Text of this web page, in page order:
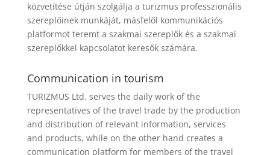
közvetítése útján szolgálja a turizmus professzionális
szereplőinek munkáját, másfelől kommunikációs
platformot teremt a szakmai szereplők és a szakmai
szereplőkkel kapcsolatot keresők számára.
Communication in tourism
TURIZMUS Ltd. serves the daily work of the
representatives of the travel trade by the production
and distribution of relevant information, services
and products, while on the other hand creates a
communication platform for members of the travel